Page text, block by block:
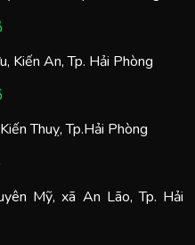
Kiến An, Tp. Hải Phòng
Thuỵ, Tp.Hải Phòng
Mỹ, xã An Lão, Tp. Hải